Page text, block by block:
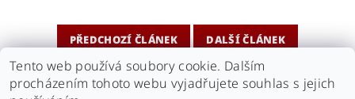
PŘEDCHOZÍ ČLÁNEK DALŠÍ ČLÁNEK
Tento web používá soubory cookie. Dalším
procházením tohoto webu vyjadřujete souhlas s jejich